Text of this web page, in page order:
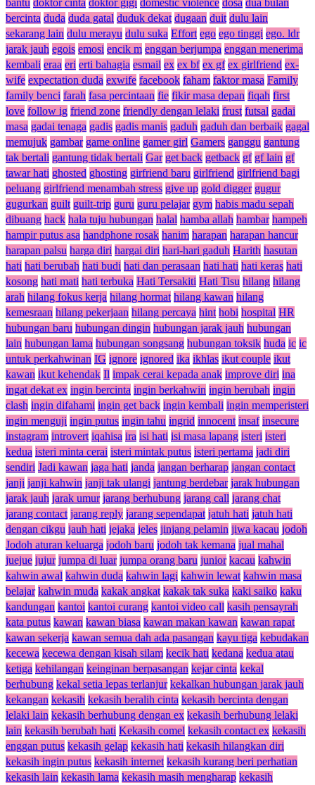
bercinta duda duda gatal duduk dekat dugaan duit dulu lain
sekarang lain dulu merayu dulu suka Effort ego ego tinggi ego. ldr
jarak jauh egois emosi encik m enggan berjumpa enggan menerima
kembali eraa eri erti bahagia esmail ex ex bf ex gf ex girlfriend ex-
wife expectation duda exwife facebook faham faktor masa Family
family benci farah fasa percintaan fie fikir masa depan fiqah first
love follow ig friend zone friendly dengan lelaki frust futsal gadai
masa gadai tenaga gadis gadis manis gaduh gaduh dan berbaik gagal
memujuk gambar game online gamer girl Gamers ganggu gantung
tak bertali gantung tidak bertali Gar get back getback gf gf lain gf
tawar hati ghosted ghosting girfriend baru girlfriend girlfriend bagi
peluang girlfriend menambah stress give up gold digger gugur
gugurkan guilt guilt-trip guru guru pelajar gym habis madu sepah
dibuang hack hala tuju hubungan halal hamba allah hambar hampeh
hampir putus asa handphone rosak hanim harapan harapan hancur
harapan palsu harga diri hargai diri hari-hari gaduh Harith hasutan
hati hati berubah hati budi hati dan perasaan hati hati hati keras hati
kosong hati mati hati terbuka Hati Tersakiti Hati Tisu hilang hilang
arah hilang fokus kerja hilang hormat hilang kawan hilang
kemesraan hilang pekerjaan hilang percaya hint hobi hospital HR
hubungan baru hubungan dingin hubungan jarak jauh hubungan
lain hubungan lama hubungan songsang hubungan toksik huda ic ic
untuk perkahwinan IG ignore ignored ika ikhlas ikut couple ikut
kawan ikut kehendak Il impak cerai kepada anak improve diri ina
ingat dekat ex ingin bercinta ingin berkahwin ingin berubah ingin
clash ingin difahami ingin get back ingin kembali ingin memperisteri
ingin menguji ingin putus ingin tahu ingrid innocent insaf insecure
instagram introvert iqahisa ira isi hati isi masa lapang isteri isteri
kedua isteri minta cerai isteri mintak putus isteri pertama jadi diri
sendiri Jadi kawan jaga hati janda jangan berharap jangan contact
janji janji kahwin janji tak ulangi jantung berdebar jarak hubungan
jarak jauh jarak umur jarang berhubung jarang call jarang chat
jarang contact jarang reply jarang sependapat jatuh hati jatuh hati
dengan cikgu jauh hati jejaka jeles jinjang pelamin jiwa kacau jodoh
Jodoh aturan keluarga jodoh baru jodoh tak kemana jual mahal
juejue jujur jumpa di luar jumpa orang baru junior kacau kahwin
kahwin awal kahwin duda kahwin lagi kahwin lewat kahwin masa
belajar kahwin muda kakak angkat kakak tak suka kaki saiko kaku
kandungan kantoi kantoi curang kantoi video call kasih pensayrah
kata putus kawan kawan biasa kawan makan kawan kawan rapat
kawan sekerja kawan semua dah ada pasangan kayu tiga kebudakan
kecewa kecewa dengan kisah silam kecik hati kedana kedua atau
ketiga kehilangan keinginan berpasangan kejar cinta kekal
berhubung kekal setia lepas terlanjur kekalkan hubungan jarak jauh
kekangan kekasih kekasih beralih cinta kekasih bercinta dengan
lelaki lain kekasih berhubung dengan ex kekasih berhubung lelaki
lain kekasih berubah hati Kekasih comel kekasih contact ex kekasih
enggan putus kekasih gelap kekasih hati kekasih hilangkan diri
kekasih ingin putus kekasih internet kekasih kurang beri perhatian
kekasih lain kekasih lama kekasih masih mengharap kekasih